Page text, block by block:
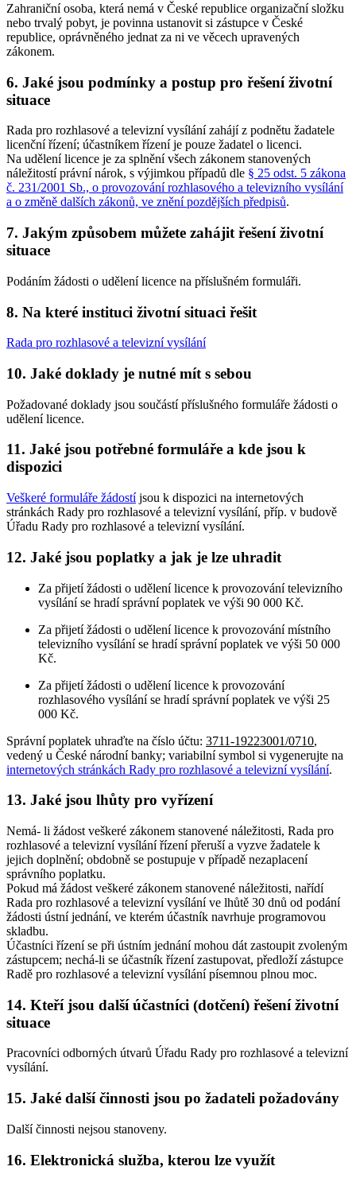
Zahraniční osoba, která nemá v České republice organizační složku
nebo trvalý pobyt, je povinna ustanovit si zástupce v České
republice, oprávněného jednat za ni ve věcech upravených
zákonem.
6. Jaké jsou podmínky a postup pro řešení životní
situace
Rada pro rozhlasové a televizní vysílání zahájí z podnětu žadatele
licenční řízení; účastníkem řízení je pouze žadatel o licenci.
Na udělení licence je za splnění všech zákonem stanovených
náležitostí právní nárok, s výjimkou případů dle § 25 odst. 5 zákona
č. 231/2001 Sb., o provozování rozhlasového a televizního vysílání
a o změně dalších zákonů, ve znění pozdějších předpisů.
7. Jakým způsobem můžete zahájit řešení životní
situace
Podáním žádosti o udělení licence na příslušném formuláři.
8. Na které instituci životní situaci řešit
Rada pro rozhlasové a televizní vysílání
10. Jaké doklady je nutné mít s sebou
Požadované doklady jsou součástí příslušného formuláře žádosti o
udělení licence.
11. Jaké jsou potřebné formuláře a kde jsou k
dispozici
Veškeré formuláře žádostíjsou k dispozici na internetových
stránkách Rady pro rozhlasové a televizní vysílání, příp. v budově
Úřadu Rady pro rozhlasové a televizní vysílání.
12. Jaké jsou poplatky a jak je lze uhradit
Za přijetí žádosti o udělení licence k provozování televizního
vysílání se hradí správní poplatek ve výši 90 000 Kč.
Za přijetí žádosti o udělení licence k provozování místního
televizního vysílání se hradí správní poplatek ve výši 50 000
Kč.
Za přijetí žádosti o udělení licence k provozování
rozhlasového vysílání se hradí správní poplatek ve výši 25
000 Kč.
Správní poplatek uhraďte na číslo účtu: 3711-19223001/0710,
vedený u České národní banky; variabilní symbol si vygenerujte na
internetových stránkách Rady pro rozhlasové a televizní vysílání.
13. Jaké jsou lhůty pro vyřízení
Nemá- li žádost veškeré zákonem stanovené náležitosti, Rada pro
rozhlasové a televizní vysílání řízení přeruší a vyzve žadatele k
jejich doplnění; obdobně se postupuje v případě nezaplacení
správního poplatku.
Pokud má žádost veškeré zákonem stanovené náležitosti, nařídí
Rada pro rozhlasové a televizní vysílání ve lhůtě 30 dnů od podání
žádosti ústní jednání, ve kterém účastník navrhuje programovou
skladbu.
Účastníci řízení se při ústním jednání mohou dát zastoupit zvoleným
zástupcem; nechá-li se účastník řízení zastupovat, předloží zástupce
Radě pro rozhlasové a televizní vysílání písemnou plnou moc.
14. Kteří jsou další účastníci (dotčení) řešení životní
situace
Pracovníci odborných útvarů Úřadu Rady pro rozhlasové a televizní
vysílání.
15. Jaké další činnosti jsou po žadateli požadovány
Další činnosti nejsou stanoveny.
16. Elektronická služba, kterou lze využít